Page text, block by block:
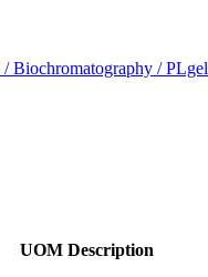
/ Biochromatography / PLgel
UOM Description